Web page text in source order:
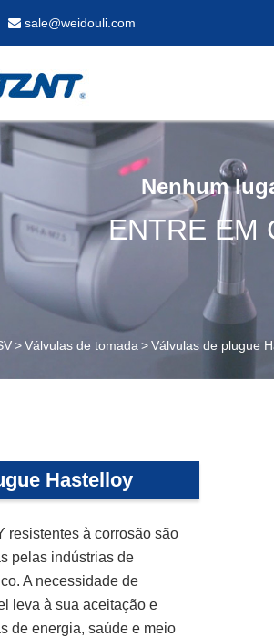
sale@weidouli.com
Nenhum
ENTRE EM
Válvulas de tomada Válvulas de plugue
Hastelloy
resistentes à corrosão são
pelas indústrias de
A necessidade de
leva à sua aceitação e
de energia, saúde e meio